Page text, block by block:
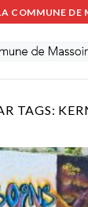
COMMUNE DE
TAGS: